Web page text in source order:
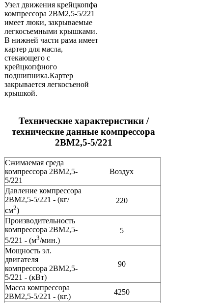
Узел движения крейцкопфа
компрессора 2ВМ2,5-5/221
имеет люки, закрываемые
легкосъемными крышками.
В нижней части рама имеет
картер для масла,
стекающего с
крейцкопфного
подшипника.Картер
закрывается легкосъеной
крышкой.
Технические характеристики /
технические данные компрессора
2ВМ2,5-5/221
Сжимаемая среда
компрессора 2ВМ2,5-
5/221
Воздух
Давление компрессора
2ВМ2,5-5/221 - (кг/
см2)
220
Производительность
компрессора 2ВМ2,5-
5/221 - (м3/мин.)
5
Мощность эл.
двигателя
компрессора 2ВМ2,5-
5/221 - (кВт)
90
Масса компрессора
2ВМ2,5-5/221 - (кг.)
4250